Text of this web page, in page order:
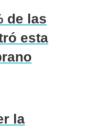
de las
esta
la